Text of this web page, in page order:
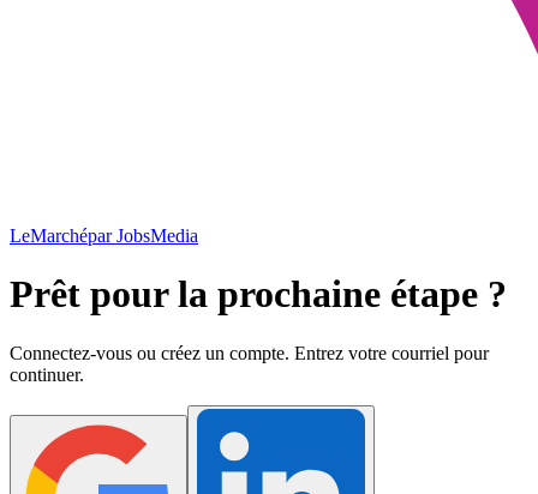
LeMarchépar JobsMedia
Prêt pour la prochaine étape ?
Connectez-vous ou créez un compte. Entrez votre courriel pour
continuer.